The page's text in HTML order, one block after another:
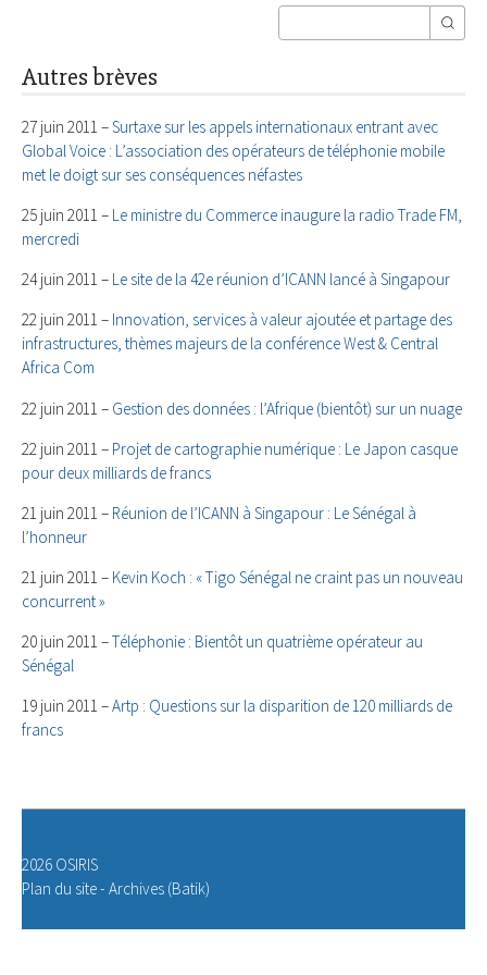
Autres brèves
27 juin 2011 –Surtaxe sur les appels internationaux entrant avec
Global Voice : L’association des opérateurs de téléphonie mobile
met le doigt sur ses conséquences néfastes
25 juin 2011 – Le ministre du Commerce inaugure la radio Trade FM,
mercredi
24 juin 2011 – Le site de la 42e réunion d’ICANN lancé à Singapour
22 juin 2011 – Innovation, services à valeur ajoutée et partage des
infrastructures, thèmes majeurs de la conférence West & Central
Africa Com
22 juin 2011 – Gestion des données : l’Afrique (bientôt) sur un nuage
22 juin 2011 – Projet de cartographie numérique : Le Japon casque
pour deux milliards de francs
21 juin 2011 – Réunion de l’ICANN à Singapour : Le Sénégal à
l’honneur
21 juin 2011 – Kevin Koch : « Tigo Sénégal ne craint pas un nouveau
concurrent »
20 juin 2011 –Téléphonie : Bientôt un quatrième opérateur au
Sénégal
19 juin 2011 –Artp : Questions sur la disparition de 120 milliards de
francs
2026 OSIRIS
Plan du site- Archives (Batik)